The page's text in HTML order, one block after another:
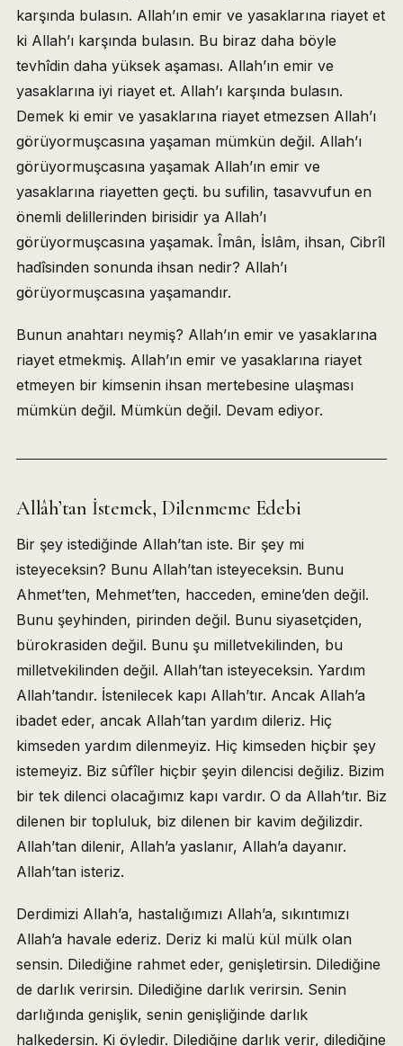
karşında bulasın. Allah’ın emir ve yasaklarına riayet et
ki Allah’ı karşında bulasın. Bu biraz daha böyle
tevhîdin daha yüksek aşaması. Allah’ın emir ve
yasaklarına iyi riayet et. Allah’ı karşında bulasın.
Demek ki emir ve yasaklarına riayet etmezsen Allah’ı
görüyormuşcasına yaşaman mümkün değil. Allah’ı
görüyormuşcasına yaşamak Allah’ın emir ve
yasaklarına riayetten geçti. bu sufilin, tasavvufun en
önemli delillerinden birisidir ya Allah’ı
görüyormuşcasına yaşamak. Îmân, İslâm, ihsan, Cibrîl
hadîsinden sonunda ihsan nedir? Allah’ı
görüyormuşcasına yaşamandır.
Bunun anahtarı neymiş? Allah’ın emir ve yasaklarına
riayet etmekmiş. Allah’ın emir ve yasaklarına riayet
etmeyen bir kimsenin ihsan mertebesine ulaşması
mümkün değil. Mümkün değil. Devam ediyor.
Allâh’tan İstemek, Dilenmeme Edebi
Bir şey istediğinde Allah’tan iste. Bir şey mi
isteyeceksin? Bunu Allah’tan isteyeceksin. Bunu
Ahmet’ten, Mehmet’ten, hacceden, emine’den değil.
Bunu şeyhinden, pirinden değil. Bunu siyasetçiden,
bürokrasiden değil. Bunu şu milletvekilinden, bu
milletvekilinden değil. Allah’tan isteyeceksin. Yardım
Allah’tandır. İstenilecek kapı Allah’tır. Ancak Allah’a
ibadet eder, ancak Allah’tan yardım dileriz. Hiç
kimseden yardım dilenmeyiz. Hiç kimseden hiçbir şey
istemeyiz. Biz sûfîler hiçbir şeyin dilencisi değiliz. Bizim
bir tek dilenci olacağımız kapı vardır. O da Allah’tır. Biz
dilenen bir topluluk, biz dilenen bir kavim değilizdir.
Allah’tan dilenir, Allah’a yaslanır, Allah’a dayanır.
Allah’tan isteriz.
Derdimizi Allah’a, hastalığımızı Allah’a, sıkıntımızı
Allah’a havale ederiz. Deriz ki malü kül mülk olan
sensin. Dilediğine rahmet eder, genişletirsin. Dilediğine
de darlık verirsin. Dilediğine darlık verirsin. Senin
darlığında genişlik, senin genişliğinde darlık
halkedersin. Ki öyledir. Dilediğine darlık verir, dilediğine